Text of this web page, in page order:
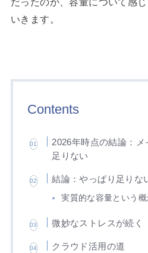
いきます。
Contents
2026年時点の結論：
足りない
結論：やっぱり足りな
実質的な容量という概
微妙なストレスが続く
クラウド活用の道